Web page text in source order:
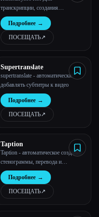
транскрипции, создания
субтитров, перевода и многого
другого
Подробнее →
ПОСЕЩАТЬ↗︎
Supertranslate
supertranslate - автоматически
добавлять субтитры к видео
Подробнее →
ПОСЕЩАТЬ↗︎
Taption
Taption - автоматическое создание
стенограммы, перевода и
субтитров
Подробнее →
ПОСЕЩАТЬ↗︎